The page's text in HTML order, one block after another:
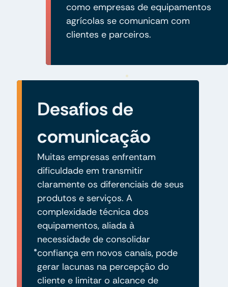
como empresas de equipamentos
agrícolas se comunicam com
clientes e parceiros.
Desafios de
comunicação
Muitas empresas enfrentam
dificuldade em transmitir
claramente os diferenciais de seus
produtos e serviços. A
complexidade técnica dos
equipamentos, aliada à
necessidade de consolidar
confiança em novos canais, pode
gerar lacunas na percepção do
cliente e limitar o alcance de